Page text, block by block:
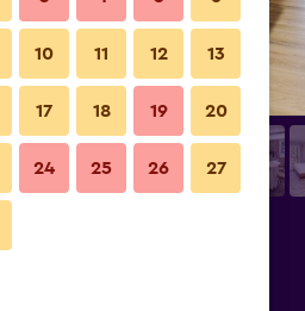
10 11 12 13
17 18 19 20
24 25 26 27